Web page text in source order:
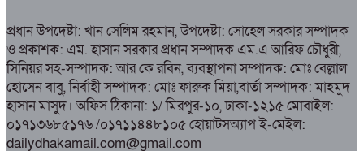
প্রধান উপদেষ্টা: খান সেলিম রহমান, উপদেষ্টা: সোহেল সরকার সম্পাদক
ও প্রকাশক: এম. হাসান সরকার প্রধান সম্পাদক এম.এ আরিফ চৌধুরী,
সিনিয়র সহ-সম্পাদক: আর কে রবিন, ব্যবস্থাপনা সম্পাদক: মোঃ বেল্লাল
হোসেন বাবু, নির্বাহী সম্পাদক: মোঃ ফারুক মিয়া,বার্তা সম্পাদক: মাহমুদ
হাসান মাসুদ। অফিস ঠিকানা: ১/ মিরপুর-১০, ঢাকা-১২১৫ মোবাইল:
০১৭১৩৬৮৫১৭৬ /০১৭১১৪৪৮১০৫ হোয়াটসঅ্যাপ ই-মেইল:
dailydhakamail.com@gmail.com